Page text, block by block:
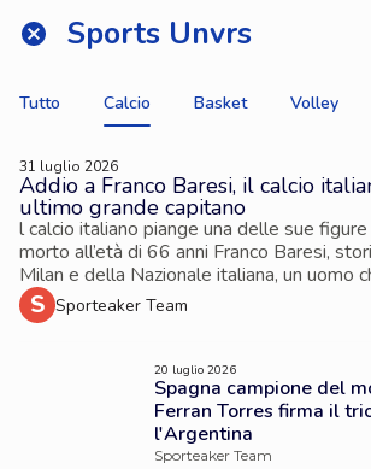
Sports Unvrs
Tutto Calcio Basket Volley
31 luglio 2026
Addio a Franco Baresi, il calcio
ultimo grande capitano
l calcio italiano piange una delle sue
morto all’età di 66 anni Franco Baresi,
Milan e della Nazionale italiana, un uomo
rappresentato per oltre vent’anni un
fedeltà, eleganza e leadership. La notizia
parte indelebile della propria storia.
S Sporteaker Team
20 luglio 2026
Spagna campione del
Ferran Torres firma il
l'Argentina
Sporteaker Team